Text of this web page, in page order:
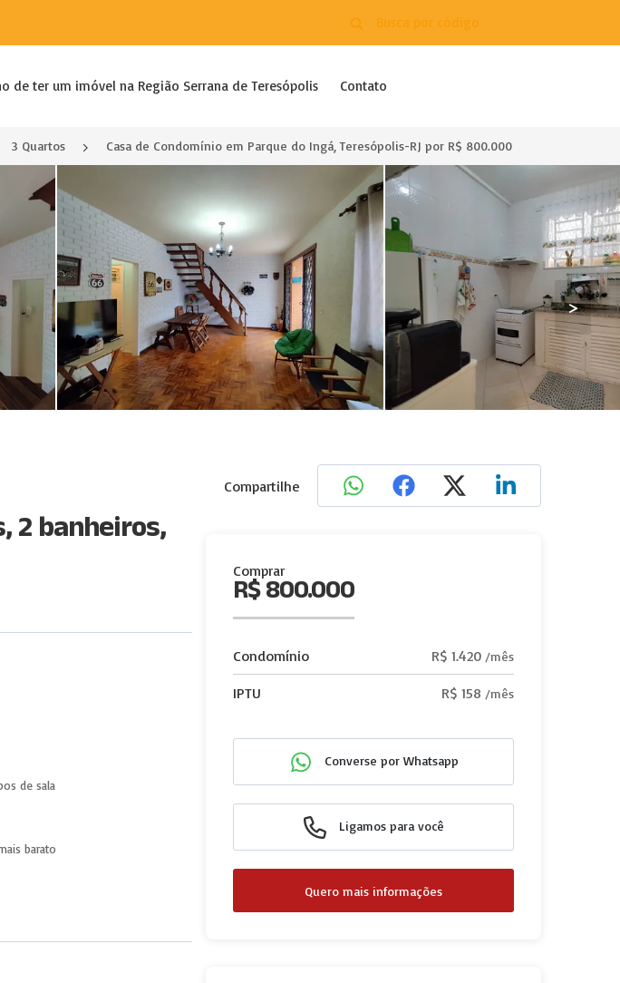
de ter um imóvel na Região Serrana de Teresópolis Contato
3 Quartos Casa de Condomínio em Parque do Ingá, Teresópolis-RJ por R$ 800.000
>
2 banheiros,
de sala
barato
Compartilhe
Comprar
R$ 800.000
Condomínio R$ 1.420 /mês
IPTU R$ 158 /mês
Converse por Whatsapp
Ligamos para você
Quero mais informações